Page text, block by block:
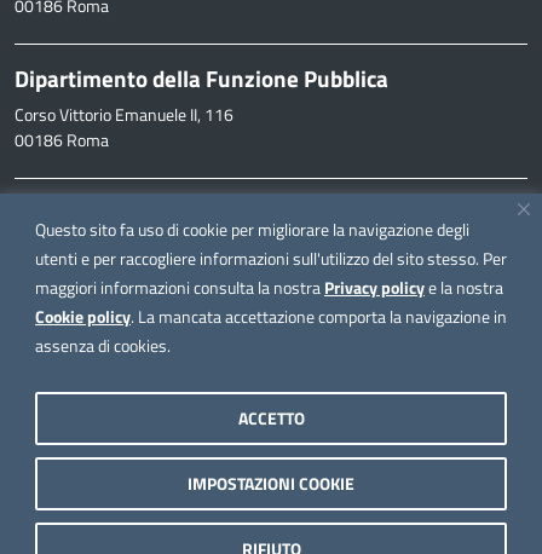
Questo sito fa uso di cookie per migliorare la navigazione degli
utenti e per raccogliere informazioni sull'utilizzo del sito stesso. Per
maggiori informazioni consulta la nostraPrivacy policye la nostra
Cookie policy. La mancata accettazione comporta la navigazione in
assenza di cookies.
IMPOSTAZIONI COOKIE
RIFIUTO
ACCETTO
Dipartimento della Funzione Pubblica
Corso Vittorio Emanuele II, 116
00186 Roma
inpa@funzionepubblica.it
FAQ
FAQ – Domande e risposte
Seguici su
Note legali